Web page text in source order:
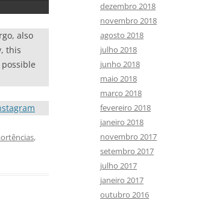
also
this
,
dezembro 2018
novembro 2018
agosto 2018
julho 2018
junho 2018
maio 2018
março 2018
fevereiro 2018
janeiro 2018
novembro 2017
setembro 2017
julho 2017
janeiro 2017
outubro 2016